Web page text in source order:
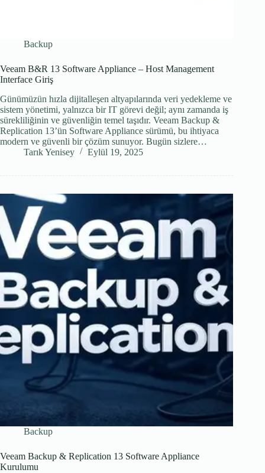
Backup
Veeam B&R 13 Software Appliance – Host Management
Interface Giriş
Günümüzün hızla dijitalleşen altyapılarında veri yedekleme ve
sistem yönetimi, yalnızca bir IT görevi değil; aynı zamanda iş
sürekliliğinin ve güvenliğin temel taşıdır. Veeam Backup &
Replication 13’ün Software Appliance sürümü, bu ihtiyaca
modern ve güvenli bir çözüm sunuyor. Bugün sizlere…
Tarık Yenisey
Eylül 19, 2025
Backup
Veeam Backup & Replication 13 Software Appliance
Kurulumu